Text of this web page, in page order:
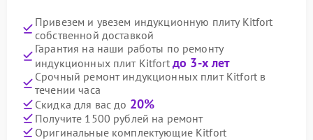
Привезем и увезем индукционную плиту Kitfort
собственной доставкой
Гарантия на наши работы по ремонту
индукционных плит Kitfort до 3-х лет
Срочный ремонт индукционных плит Kitfort в
течении часа
Скидка для вас до 20%
Получите 1500 рублей на ремонт
Оригинальные комплектующие Kitfort